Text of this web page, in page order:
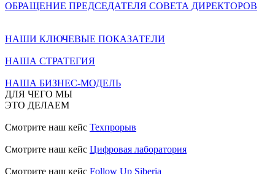
ОБРАЩЕНИЕ ПРЕДСЕДАТЕЛЯ СОВЕТА ДИРЕКТОРОВ
НАШИ КЛЮЧЕВЫЕ ПОКАЗАТЕЛИ
НАША СТРАТЕГИЯ
НАША БИЗНЕС-МОДЕЛЬ
ДЛЯ ЧЕГО МЫ
ЭТО ДЕЛАЕМ
Смотрите наш кейс Техпрорыв
Смотрите наш кейс Цифровая лаборатория
Смотрите наш кейс Follow Up Siberia